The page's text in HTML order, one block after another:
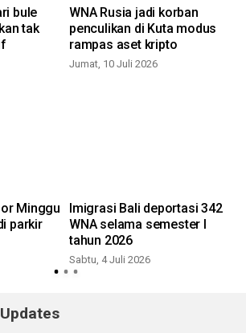
bule
tak
WNA Rusia jadi korban
penculikan di Kuta modus
rampas aset kripto
Jumat, 10 Juli 2026
Minggu
parkir
Imigrasi Bali deportasi 342
WNA selama semester I
tahun 2026
Sabtu, 4 Juli 2026